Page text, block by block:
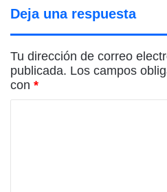
Deja una respuesta
Tu dirección de correo
publicada. Los campos
con *